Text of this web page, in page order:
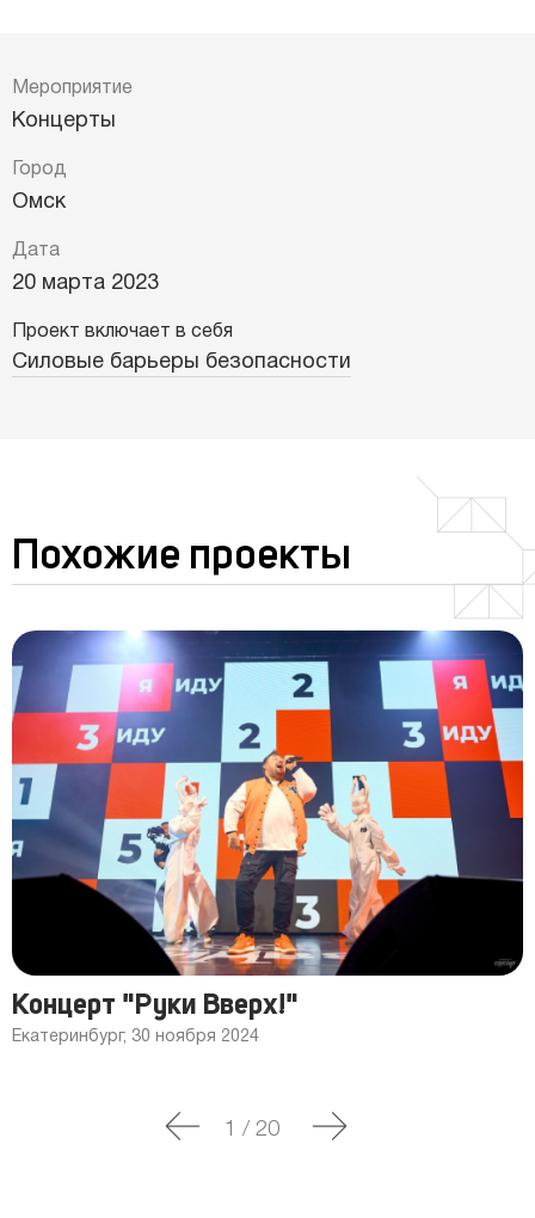
Мероприятие
Концерты
Город
Омск
Дата
20 марта 2023
Проект включает в себя
Силовые барьеры безопасности
Похожие проекты
Концерт "Руки Вверх!"
Екатеринбург, 30 ноября 2024
1 / 20